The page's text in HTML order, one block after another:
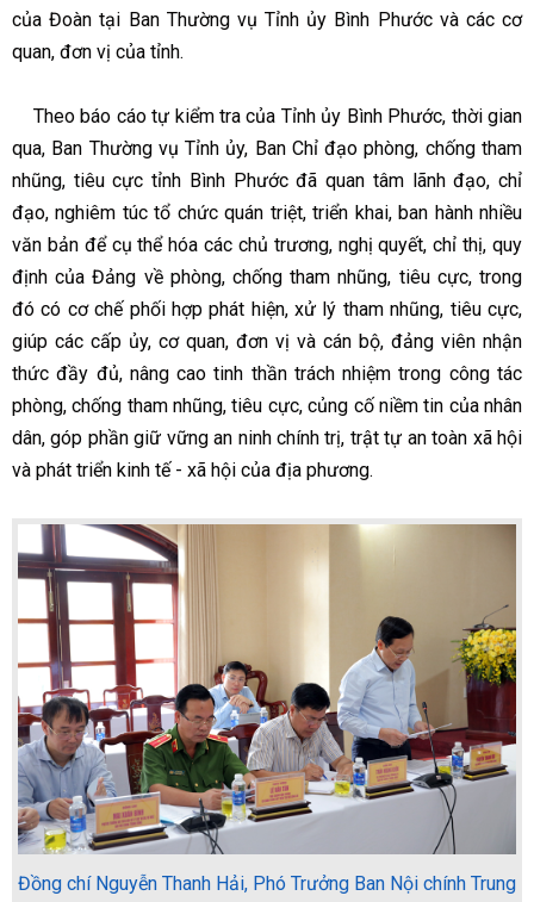
của Đoàn tại Ban Thường vụ Tỉnh ủy Bình Phước và các cơ
quan, đơn vị của tỉnh.
Theo báo cáo tự kiểm tra của Tỉnh ủy Bình Phước, thời gian
qua, Ban Thường vụ Tỉnh ủy, Ban Chỉ đạo phòng, chống tham
nhũng, tiêu cực tỉnh Bình Phước đã quan tâm lãnh đạo, chỉ
đạo, nghiêm túc tổ chức quán triệt, triển khai, ban hành nhiều
văn bản để cụ thể hóa các chủ trương, nghị quyết, chỉ thị, quy
định của Đảng về phòng, chống tham nhũng, tiêu cực, trong
đó có cơ chế phối hợp phát hiện, xử lý tham nhũng, tiêu cực,
giúp các cấp ủy, cơ quan, đơn vị và cán bộ, đảng viên nhận
thức đầy đủ, nâng cao tinh thần trách nhiệm trong công tác
phòng, chống tham nhũng, tiêu cực, củng cố niềm tin của nhân
dân, góp phần giữ vững an ninh chính trị, trật tự an toàn xã hội
và phát triển kinh tế - xã hội của địa phương.
Đồng chí Nguyễn Thanh Hải, Phó Trưởng Ban Nội chính Trung